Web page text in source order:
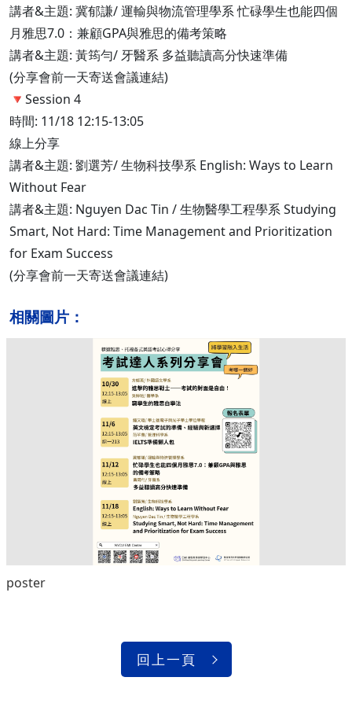
講者&主題: 冀郁謙/ 運輸與物流管理學系 忙碌學生也能四個
月雅思7.0：兼顧GPA與雅思的備考策略
講者&主題: 黃筠勻/ 牙醫系 多益聽讀高分快速準備
(分享會前一天寄送會議連結)
​​​​​​​🔻Session 4
時間: 11/18 12:15-13:05
線上分享
講者&主題: 劉選芳/ 生物科技學系 English: Ways to Learn
Without Fear
講者&主題: Nguyen Dac Tin / 生物醫學工程學系 Studying
Smart, Not Hard: Time Management and Prioritization
for Exam Success
(分享會前一天寄送會議連結)
相關圖片：
poster
回上一頁